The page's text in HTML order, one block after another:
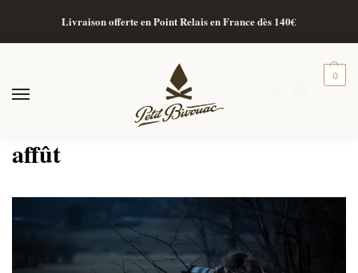
Livraison offerte en Point Relais en France dès 140€
Boutique unique à Grenoble
0
affût